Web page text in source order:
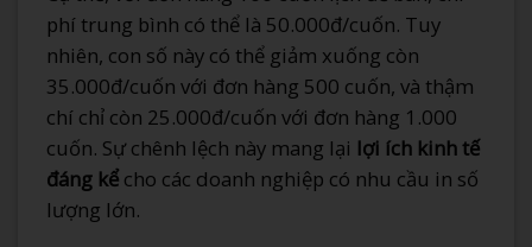
phí trung bình có thể là 50.000đ/cuốn. Tuy
nhiên, con số này có thể giảm xuống còn
35.000đ/cuốn với đơn hàng 500 cuốn, và thậm
chí chỉ còn 25.000đ/cuốn với đơn hàng 1.000
cuốn. Sự chênh lệch này mang lại lợi ích kinh tế
đáng kể cho các doanh nghiệp có nhu cầu in số
lượng lớn.